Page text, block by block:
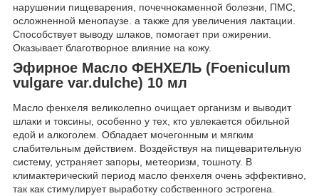
нарушении пищеварения, почечнокаменной болезни, ПМС,
осложненной менопаузе. а также для увеличения лактации.
Способствует выводу шлаков, помогает при ожирении.
Оказывает благотворное влияние на кожу.
Эфирное Масло ФЕНХЕЛЬ (Foeniculum
vulgare var.dulche) 10 мл
Масло фенхеля великолепно очищает организм и выводит
шлаки и токсины, особенно у тех, кто увлекается обильной
едой и алкоголем. Обладает мочегонным и мягким
слабительным действием. Воздействуя на пищеварительную
систему, устраняет запоры, метеоризм, тошноту. В
климактерический период масло фенхеля очень эффективно,
так как стимулирует выработку собственного эстрогена.